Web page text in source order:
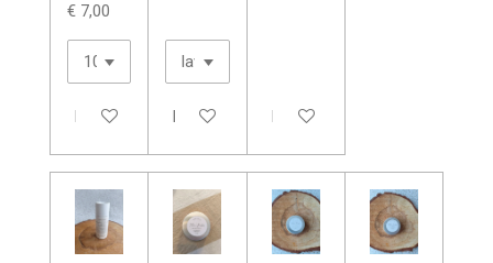
€ 7,00
In winkelwagenIn winkelwagenIn winkelwagen